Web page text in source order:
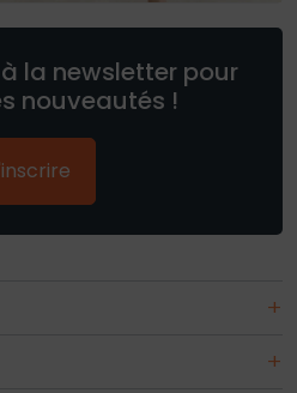
la newsletter pour
nouveautés !